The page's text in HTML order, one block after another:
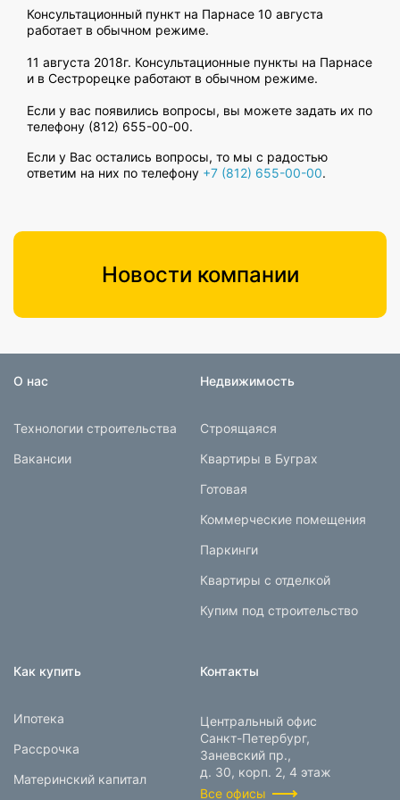
Консультационный пункт на Парнасе 10 августа
работает в обычном режиме.
11 августа 2018г. Консультационные пункты на Парнасе
и в Сестрорецке работают в обычном режиме.
Если у вас появились вопросы, вы можете задать их по
телефону (812) 655-00-00.
Если у Вас остались вопросы, то мы с радостью
ответим на них по телефону +7 (812) 655-00-00.
Новости компании
О нас
Технологии строительства
Вакансии
Недвижимость
Строящаяся
Квартиры в Буграх
Готовая
Коммерческие помещения
Паркинги
Квартиры с отделкой
Купим под строительство
Как купить
Ипотека
Рассрочка
Материнский капитал
Контакты
Центральный офис
Санкт-Петербург,
Заневский пр.,
д. 30, корп. 2, 4 этаж
Все офисы